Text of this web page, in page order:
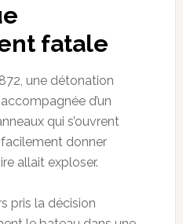
fatale
une détonation
d’un
qui s’ouvrent
donner
allait exploser.
pris la décision